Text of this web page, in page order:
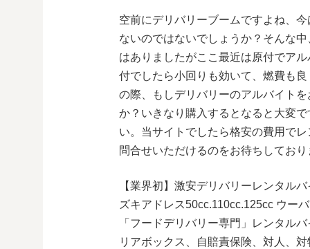
空前にデリバリーブームですよね、
ないのではないでしょうか？そんな
はありましたがここ最近は原付でア
付でしたら小回りも効いて、燃費も
の際、もしデリバリーのアルバイト
か？いきなり購入するとなると大変
い。当サイトでしたら格安の費用で
問合せいただけるのをお待ちしており
【業界初】激安デリバリーレンタル
ズキアドレス50cc.110cc.125cc ウー
「フードデリバリー専門」レンタル
リアボックス、自賠責保険、対人、